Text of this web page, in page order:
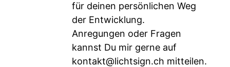
für deinen persönlichen Weg
der Entwicklung.
Anregungen oder Fragen
kannst Du mir gerne auf
kontakt@lichtsign.ch mitteilen.